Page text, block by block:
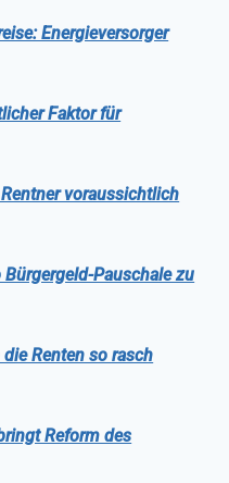
Energieversorger
Faktor für
voraussichtlich
Pauschale zu
Renten so rasch
Reform des